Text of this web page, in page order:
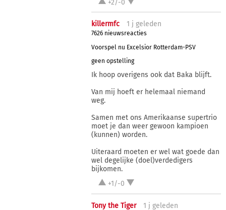
+2/-0
killermfc 1 j geleden
7626 nieuwsreacties
Voorspel nu Excelsior Rotterdam-PSV
geen opstelling
Ik hoop overigens ook dat Baka blijft.
Van mij hoeft er helemaal niemand
weg.
Samen met ons Amerikaanse supertrio
moet je dan weer gewoon kampioen
(kunnen) worden.
Uiteraard moeten er wel wat goede dan
wel degelijke (doel)verdedigers
bijkomen.
+1/-0
Tony the Tiger 1 j geleden